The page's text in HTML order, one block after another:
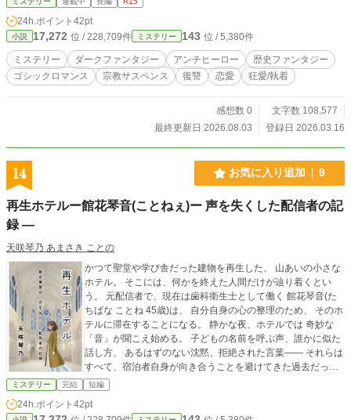
場を沸かせるその青年は、かつての無邪気なゼノとはまるで
別人だった。置き去りにされた約束と、なかったことにされ
た年月。素直に喜べない再会の裏で、ゼノは大きな秘密を抱
えていた。 華やかな上流社会の陰で、教会の闇や腐らない
聖人の遺体、禁忌の愛、毒殺のゴシップが謎となって積もっ
ていく。 恋と幼馴染の秘密と宗教ミステリーが絡み合う、
七世紀後半のイタリア半島を想定しておりますが、フィクシ
ョンのため史実準拠ではありません。実際の歴史とは異なる
株式会社 ・「ヒルデガルトの精神療法 35の美徳と悪徳」 フ
学」 ビイング・ネット・プレス ・「修道院の薬草箱」 フレ
学出版会
24h.ポイント 42pt
小説 17,272 位 / 228,709件 ミステリー 143 位 / 5,380件
ミステリー ダークファンタジー アンチヒーロー
歴史ファンタジー
ゴシックロマンス
宗教サスペンス 復讐 恋愛 狂愛/執着
感想数 0
文字数 108,577
最終更新日 2026.08.03
登録日 2026.03.16
14 お気に入り追加 9
再生ホテルー館花琴音(ことねぇ)ー 声を失くした配信者の記
録 ―
天咲琴乃 あまさき ことの
かつて聖堂や学び舎だった建物を再生した、 山あいの小さな
ホテル。 そこには、何かを終えた人間だけが辿り着くとい
う。 元配信者で、現在は歯科衛生士として働く 館花琴音(た
ちばな ことね 45歳)は、 自分自身の心の整理のため、 そのホ
テルに滞在することになる。 静かな夜、ホテルでは 奇妙な
「音」が聞こえ始める。 子どもの名前を呼ぶ声、誰かに似た
話し方、 あるはずのない沈黙、拒絶された言葉―― それらは
すべて、宿泊者自身が向き合うことを避けてきた過去だっ
た。 琴音は探偵でも、裁く者でもない。 ただ、声と沈黙に関
わってきた人間として、 彼らが“自分の音を聞く”のを邪魔し
ない。 再生とは、 許されることでも、元に戻ることでもな
ミステリー 完結 短編
24h.ポイント 42pt